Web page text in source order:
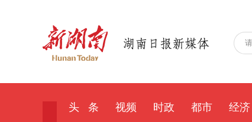
头 条 视频 时政 都市
经济